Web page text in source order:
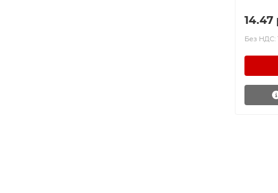
14.47
Без НДС: